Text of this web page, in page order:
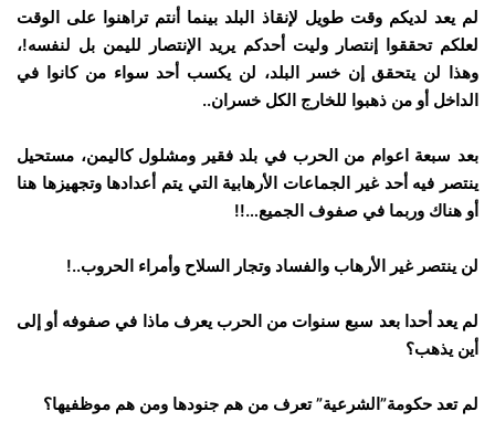
لم يعد لديكم وقت طويل لإنقاذ البلد بينما أنتم تراهنوا على الوقت
لعلكم تحققوا إنتصار وليت أحدكم يريد الإنتصار لليمن بل لنفسه!،
وهذا لن يتحقق إن خسر البلد، لن يكسب أحد سواء من كانوا في
الداخل أو من ذهبوا للخارج الكل خسران..
بعد سبعة اعوام من الحرب في بلد فقير ومشلول كاليمن، مستحيل
ينتصر فيه أحد غير الجماعات الأرهابية التي يتم أعدادها وتجهيزها هنا
أو هناك وربما في صفوف الجميع…!!
لن ينتصر غير الأرهاب والفساد وتجار السلاح وأمراء الحروب..!
لم يعد أحدا بعد سبع سنوات من الحرب يعرف ماذا في صفوفه أو إلى
أين يذهب؟
لم تعد حكومة”الشرعية” تعرف من هم جنودها ومن هم موظفيها؟